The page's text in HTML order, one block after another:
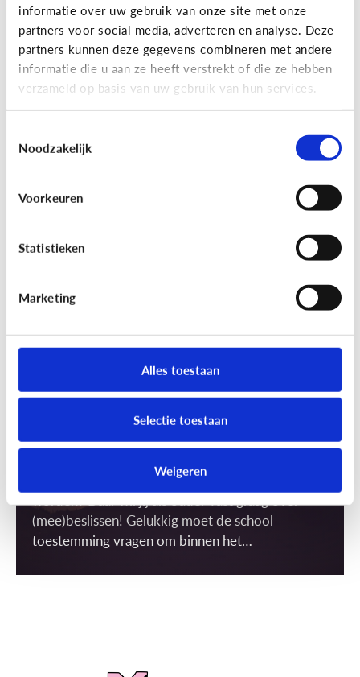
informatie over uw gebruik van onze site met onze
partners voor social media, adverteren en analyse. Deze
partners kunnen deze gegevens combineren met andere
informatie die u aan ze heeft verstrekt of die ze hebben
verzameld op basis van uw gebruik van hun services.
Noodzakelijk
Voorkeuren
Statistieken
Marketing
Alles toestaan
Selectie toestaan
Weigeren
School
Wat is Bingel?
Bingel is een online leerplatform voor kinderen in
de lagere school.
School
Mag een school klasfoto's online
zetten?
Terecht stel je de vraag of dit wel mag. Want
foto’s kunnen op het internet soms een eigen
bezit? En waarvoor kan de foto precies gebruikt
worden? Daar wil jij als ouder vast graag over
(mee)beslissen! Gelukkig moet de school
toestemming vragen om binnen het
maken én gebruiken. Maar wat is dat dan, een